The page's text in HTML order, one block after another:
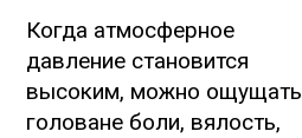
Когда атмосферное
давление становится
высоким, можно ощущать
головане боли, вялость,